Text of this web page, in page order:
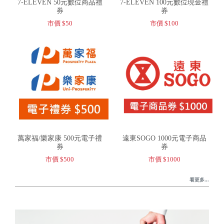
7-ELEVEN 50元數位商品禮
券
市價 $50
7-ELEVEN 100元數位現金禮
券
市價 $100
萬家福/樂家康 500元電子禮
券
市價 $500
遠東SOGO 1000元電子商品
券
市價 $1000
看更多...